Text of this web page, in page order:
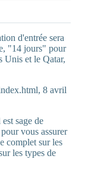
d'entrée sera
"14 jours" pour
Unis et le Qatar,
8 avril
sage de
vous assurer
complet sur les
les types de